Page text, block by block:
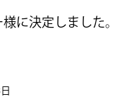
に決定しました。